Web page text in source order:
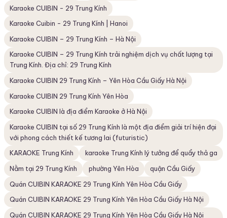
Karaoke CUIBIN - 29 Trung Kính
Karaoke Cuibin - 29 Trung Kính | Hanoi
Karaoke CUIBIN – 29 Trung Kính – Hà Nội
Karaoke CUIBIN – 29 Trung Kính trải nghiệm dịch vụ chất lượng tại
Trung Kính. Địa chỉ: 29 Trung Kính
Karaoke CUIBIN 29 Trung Kính – Yên Hòa Cầu Giấy Hà Nội
Karaoke CUIBIN 29 Trung Kính Yên Hòa
Karaoke CUIBIN là địa điểm Karaoke ở Hà Nội
Karaoke CUIBIN tại số 29 Trung Kính là một địa điểm giải trí hiện đại
với phong cách thiết kế tương lai (futuristic)
KARAOKE Trung Kính
karaoke Trung Kính lý tưởng để quẩy thả ga
Nằm tại 29 Trung Kính
phường Yên Hòa
quận Cầu Giấy
Quán CUIBIN KARAOKE 29 Trung Kính Yên Hòa Cầu Giấy
Quán CUIBIN KARAOKE 29 Trung Kính Yên Hòa Cầu Giấy Hà Nội
Quán CUIBIN KARAOKE 29 Trung Kính Yên Hòa Cầu Giấy Hà Nội